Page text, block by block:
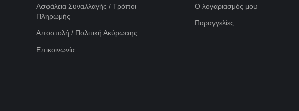
Ασφάλεια Συναλλαγής / Τρόποι
Πληρωμής
Αποστολή / Πολιτική Ακύρωσης
Επικοινωνία
Ο λογαριασμός μου
Παραγγελίες